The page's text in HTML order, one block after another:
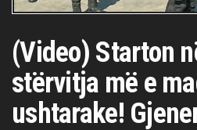
(Video) Starton
stërvitja më e
ushtarake!